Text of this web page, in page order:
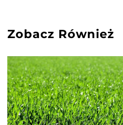
Zobacz Również